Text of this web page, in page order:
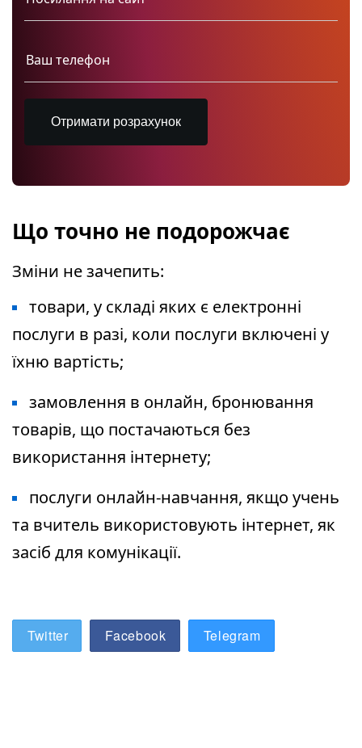
Отримати розрахунок
Що точно не подорожчає
Зміни не зачепить:
товари, у складі яких є електронні
послуги в разі, коли послуги включені у
їхню вартість;
замовлення в онлайн, бронювання
товарів, що постачаються без
використання інтернету;
послуги онлайн-навчання, якщо учень
та вчитель використовують інтернет, як
засіб для комунікації.
Twitter Facebook Telegram